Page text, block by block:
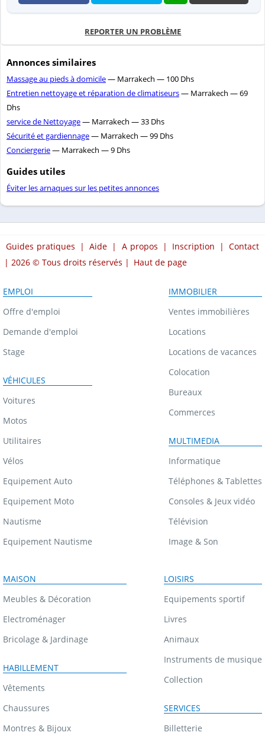
REPORTER UN PROBLÈME
Annonces similaires
Massage au pieds à domicile— Marrakech — 100 Dhs
Entretien nettoyage et réparation de climatiseurs— Marrakech — 69
Dhs
service de Nettoyage— Marrakech — 33 Dhs
Sécurité et gardiennage— Marrakech — 99 Dhs
Conciergerie— Marrakech — 9 Dhs
Guides utiles
Éviter les arnaques sur les petites annonces
Guides pratiques | Aide | A propos | Inscription | Contact
| 2026 © Tous droits réservés | Haut de page
EMPLOI
Offre d'emploi
Demande d'emploi
Stage
VÉHICULES
Voitures
Motos
Utilitaires
Vélos
Equipement Auto
Equipement Moto
Nautisme
Equipement Nautisme
IMMOBILIER
Ventes immobilières
Locations
Locations de vacances
Colocation
Bureaux
Commerces
MULTIMEDIA
Informatique
Téléphones & Tablettes
Consoles & Jeux vidéo
Télévision
Image & Son
MAISON
Meubles & Décoration
Electroménager
Bricolage & Jardinage
HABILLEMENT
Vêtements
Chaussures
Montres & Bijoux
LOISIRS
Equipements sportif
Livres
Animaux
Instruments de musique
Collection
SERVICES
Billetterie